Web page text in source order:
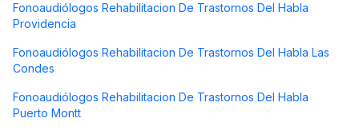
Fonoaudiólogos Rehabilitacion De Trastornos Del Habla
Providencia
Fonoaudiólogos Rehabilitacion De Trastornos Del Habla Las
Condes
Fonoaudiólogos Rehabilitacion De Trastornos Del Habla
Puerto Montt